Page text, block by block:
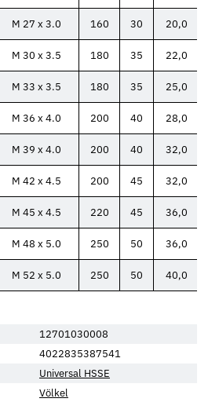
M 27 x 3.0 160 30 20,0
M 30 x 3.5 180 35 22,0
M 33 x 3.5 180 35 25,0
M 36 x 4.0 200 40 28,0
M 39 x 4.0 200 40 32,0
M 42 x 4.5 200 45 32,0
M 45 x 4.5 220 45 36,0
M 48 x 5.0 250 50 36,0
M 52 x 5.0 250 50 40,0
12701030008
4022835387541
Universal HSSE
Völkel